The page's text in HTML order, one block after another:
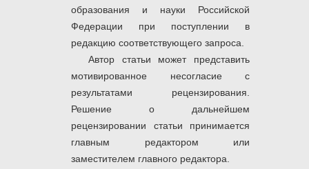
образования и науки Российской
Федерации при поступлении в
редакцию соответствующего запроса.
Автор статьи может представить
мотивированное несогласие с
результатами рецензирования.
Решение о дальнейшем
рецензировании статьи принимается
главным редактором или
заместителем главного редактора.